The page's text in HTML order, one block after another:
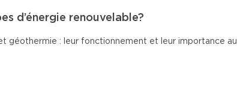
d’énergie renouvelable?
géothermie : leur fonctionnement et leur importance au